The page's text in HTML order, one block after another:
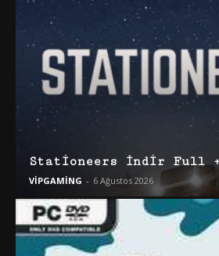
Stationeers İndir Full
VİPGAMİNG - 6 Ağustos 2026